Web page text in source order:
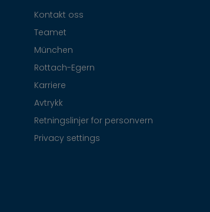
Kontakt oss
Teamet
München
Rottach-Egern
Karriere
Avtrykk
Retningslinjer for personvern
Privacy settings